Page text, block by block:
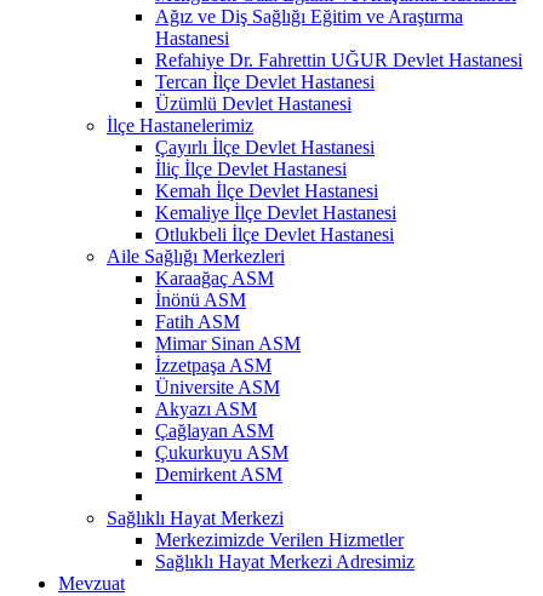
Ağız ve Diş Sağlığı Eğitim ve Araştırma
Hastanesi
Refahiye Dr. Fahrettin UĞUR Devlet Hastanesi
Tercan İlçe Devlet Hastanesi
Üzümlü Devlet Hastanesi
İlçe Hastanelerimiz
Çayırlı İlçe Devlet Hastanesi
İliç İlçe Devlet Hastanesi
Kemah İlçe Devlet Hastanesi
Kemaliye İlçe Devlet Hastanesi
Otlukbeli İlçe Devlet Hastanesi
Aile Sağlığı Merkezleri
Karaağaç ASM
İnönü ASM
Fatih ASM
Mimar Sinan ASM
İzzetpaşa ASM
Üniversite ASM
Akyazı ASM
Çağlayan ASM
Çukurkuyu ASM
Demirkent ASM
Sağlıklı Hayat Merkezi
Merkezimizde Verilen Hizmetler
Sağlıklı Hayat Merkezi Adresimiz
Mevzuat